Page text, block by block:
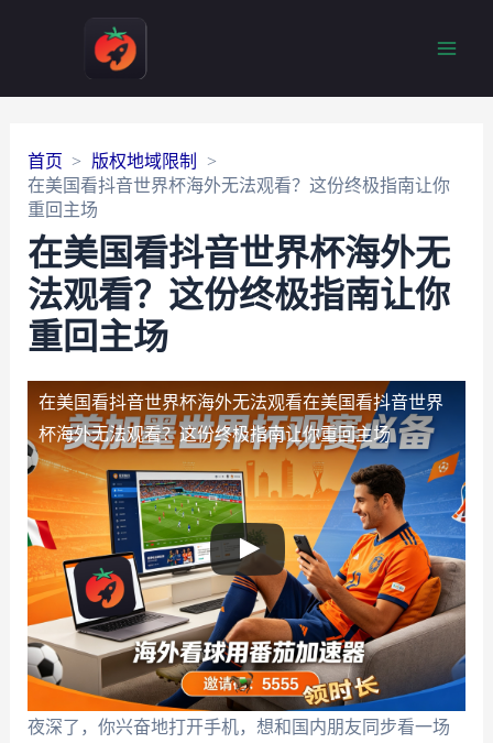
首页
版权地域限制
在美国看抖音世界杯海外无法观看？这份终极指南让你
重回主场
在美国看抖音世界杯海外无
法观看？这份终极指南让你
重回主场
在美国看抖音世界杯海外无法观看在美国看抖音世界
杯海外无法观看？这份终极指南让你重回主场
夜深了，你兴奋地打开手机，想和国内朋友同步看一场